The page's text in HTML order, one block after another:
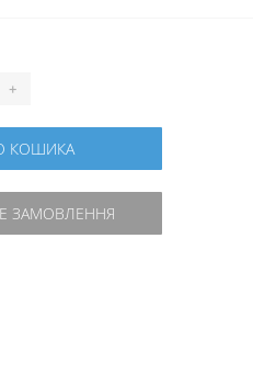
+
КОШИКА
ЗАМОВЛЕННЯ